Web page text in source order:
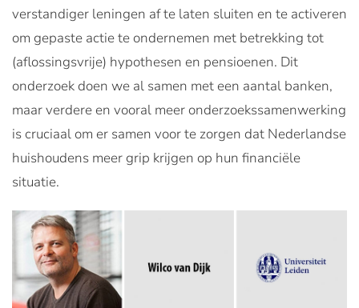
verstandiger leningen af te laten sluiten en te activeren
om gepaste actie te ondernemen met betrekking tot
(aflossingsvrije) hypothesen en pensioenen. Dit
onderzoek doen we al samen met een aantal banken,
maar verdere en vooral meer onderzoekssamenwerking
is cruciaal om er samen voor te zorgen dat Nederlandse
huishoudens meer grip krijgen op hun financiële
situatie.